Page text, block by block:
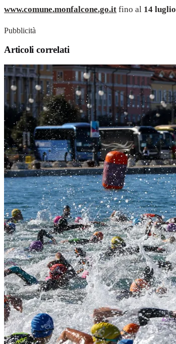
www.comune.monfalcone.go.it fino al 14 luglio
Pubblicità
Articoli correlati